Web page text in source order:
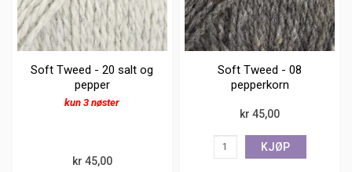
Soft Tweed - 20 salt og
pepper
kun 3 nøster
kr 45,00
Soft Tweed - 08
pepperkorn
kr 45,00
KJØP